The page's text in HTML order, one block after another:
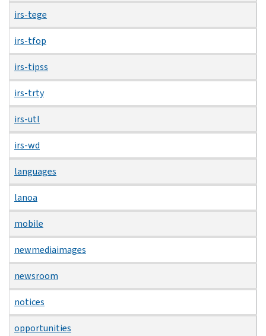
irs-tege
irs-tfop
irs-tipss
irs-trty
irs-utl
irs-wd
languages
lanoa
mobile
newmediaimages
newsroom
notices
opportunities